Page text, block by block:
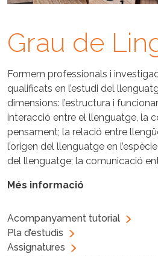
Grau de
Formem professionals i
qualificats en l’estudi del
dimensions: l’estructura i
interacció entre el llenguatge, la
pensament; la relació entre
l’origen del llenguatge en
del llenguatge; la comunicació
Més informació
Acompanyament tutorial
Pla d’estudis
Assignatures